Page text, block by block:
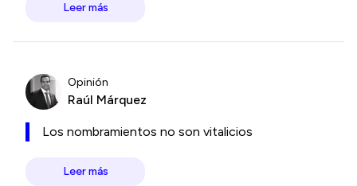
Leer más
Opinión
Raúl Márquez
Los nombramientos no son vitalicios
Leer más